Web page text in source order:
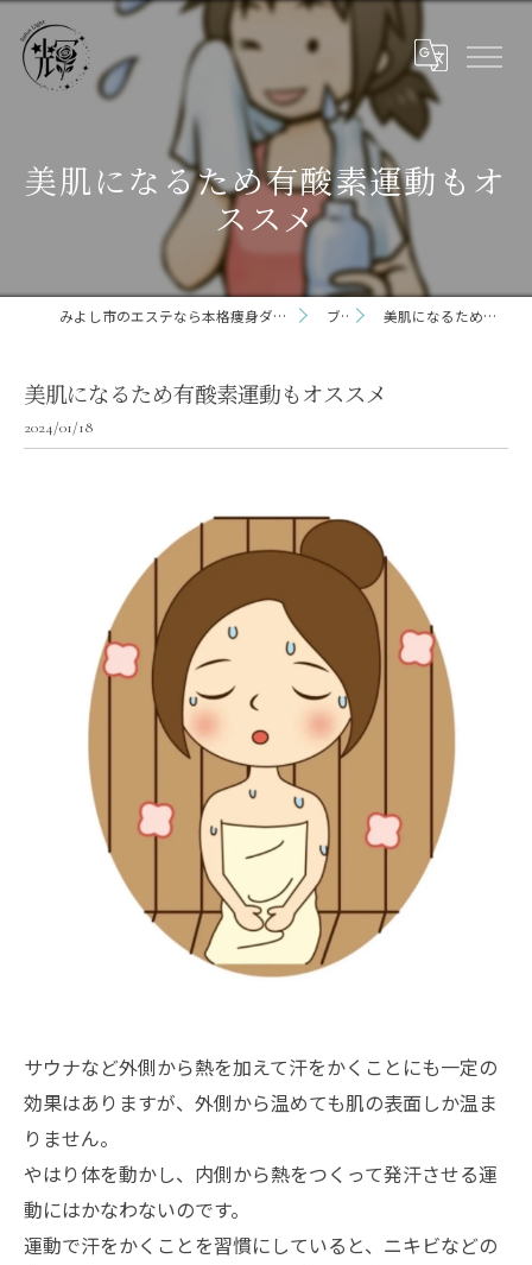
美肌になるため有酸素運動もオ
ススメ
みよし市のエステなら本格痩身ダイエット専門サロン輝 らいと 三好店 ブログ 美肌になるため有酸素運動もオススメ
美肌になるため有酸素運動もオススメ
2024/01/18
サウナなど外側から熱を加えて汗をかくことにも一定の
効果はありますが、外側から温めても肌の表面しか温ま
りません。
やはり体を動かし、内側から熱をつくって発汗させる運
動にはかなわないのです。
運動で汗をかくことを習慣にしていると、ニキビなどの